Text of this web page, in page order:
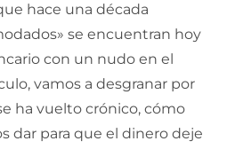
hace una década
se encuentran hoy
con un nudo en el
vamos a desgranar por
ha vuelto crónico, cómo
dar para que el dinero deje